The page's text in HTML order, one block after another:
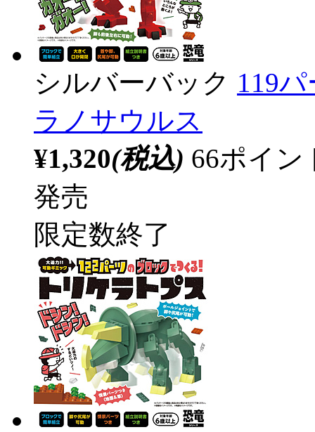
シルバーバック 119
ラノサウルス
¥1,320(税込) 66ポイ
発売
限定数終了